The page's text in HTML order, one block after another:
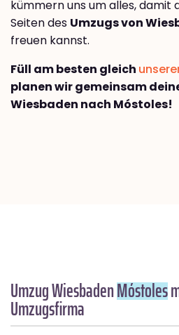
kümmern uns um alles, damit
Seiten des Umzugs von
freuen kannst.
Füll am besten gleich
planen wir gemeinsam
Wiesbaden nach Móstoles!
Umzug WiesbadenMóstoles
Umzugsfirma